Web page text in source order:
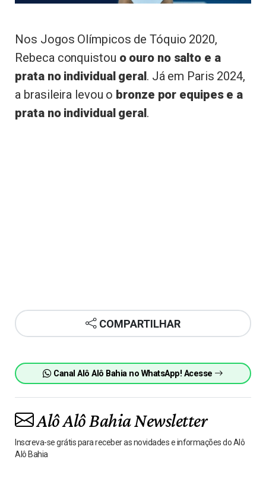
Nos Jogos Olímpicos de Tóquio 2020,
Rebeca conquistou o ouro no salto e a
prata no individual geral. Já em Paris 2024,
a brasileira levou o bronze por equipes e a
prata no individual geral.
COMPARTILHAR
Canal Alô Alô Bahia no WhatsApp! Acesse
Alô Alô Bahia Newsletter
Inscreva-se grátis para receber as novidades e informações do Alô
Alô Bahia